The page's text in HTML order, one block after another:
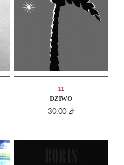
DZIWO
30.00 zł
11